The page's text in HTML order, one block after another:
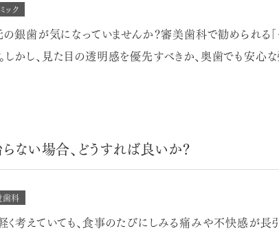
ック
銀歯が気になっていませんか？審美歯科で勧められる「
かし、見た目の透明感を優先すべきか、奥歯でも安心
ない場合、どうすれば良いか？
歯科
く考えていても、食事のたびにしみる痛みや不快感が長